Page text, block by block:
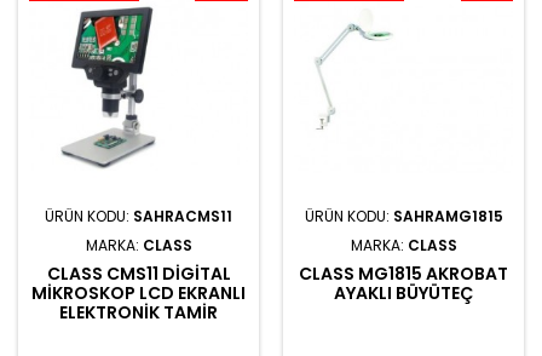
ÜRÜN KODU: SAHRACMS11
MARKA: CLASS
CLASS CMS11 DIGITAL
MIKROSKOP LCD EKRANLI
ELEKTRONIK TAMIR
ÜRÜN KODU: SAHRAMG1815
MARKA: CLASS
CLASS MG1815 AKROBAT
AYAKLI BÜYÜTEÇ